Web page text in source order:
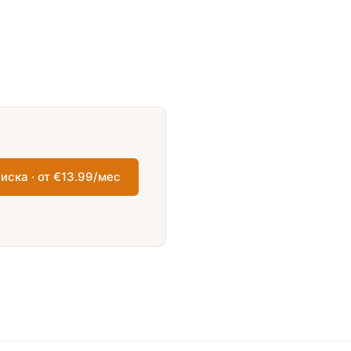
· от €13.99/мес